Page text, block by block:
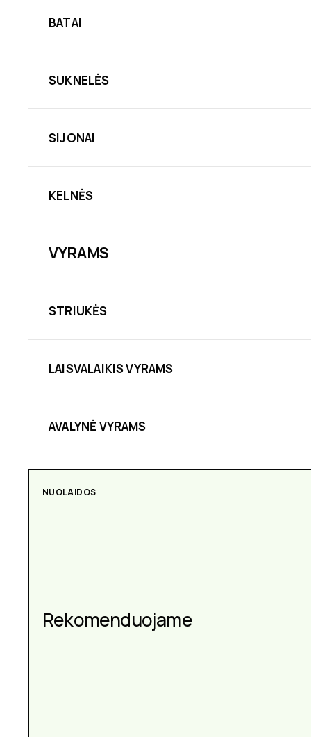
BATAI
SUKNELĖS
SIJONAI
KELNĖS
VYRAMS
STRIUKĖS
LAISVALAIKIS VYRAMS
AVALYNĖ VYRAMS
NUOLAIDOS
Rekomenduojame
AKSESUARAI
Aksesuarai kiekvienai
progai